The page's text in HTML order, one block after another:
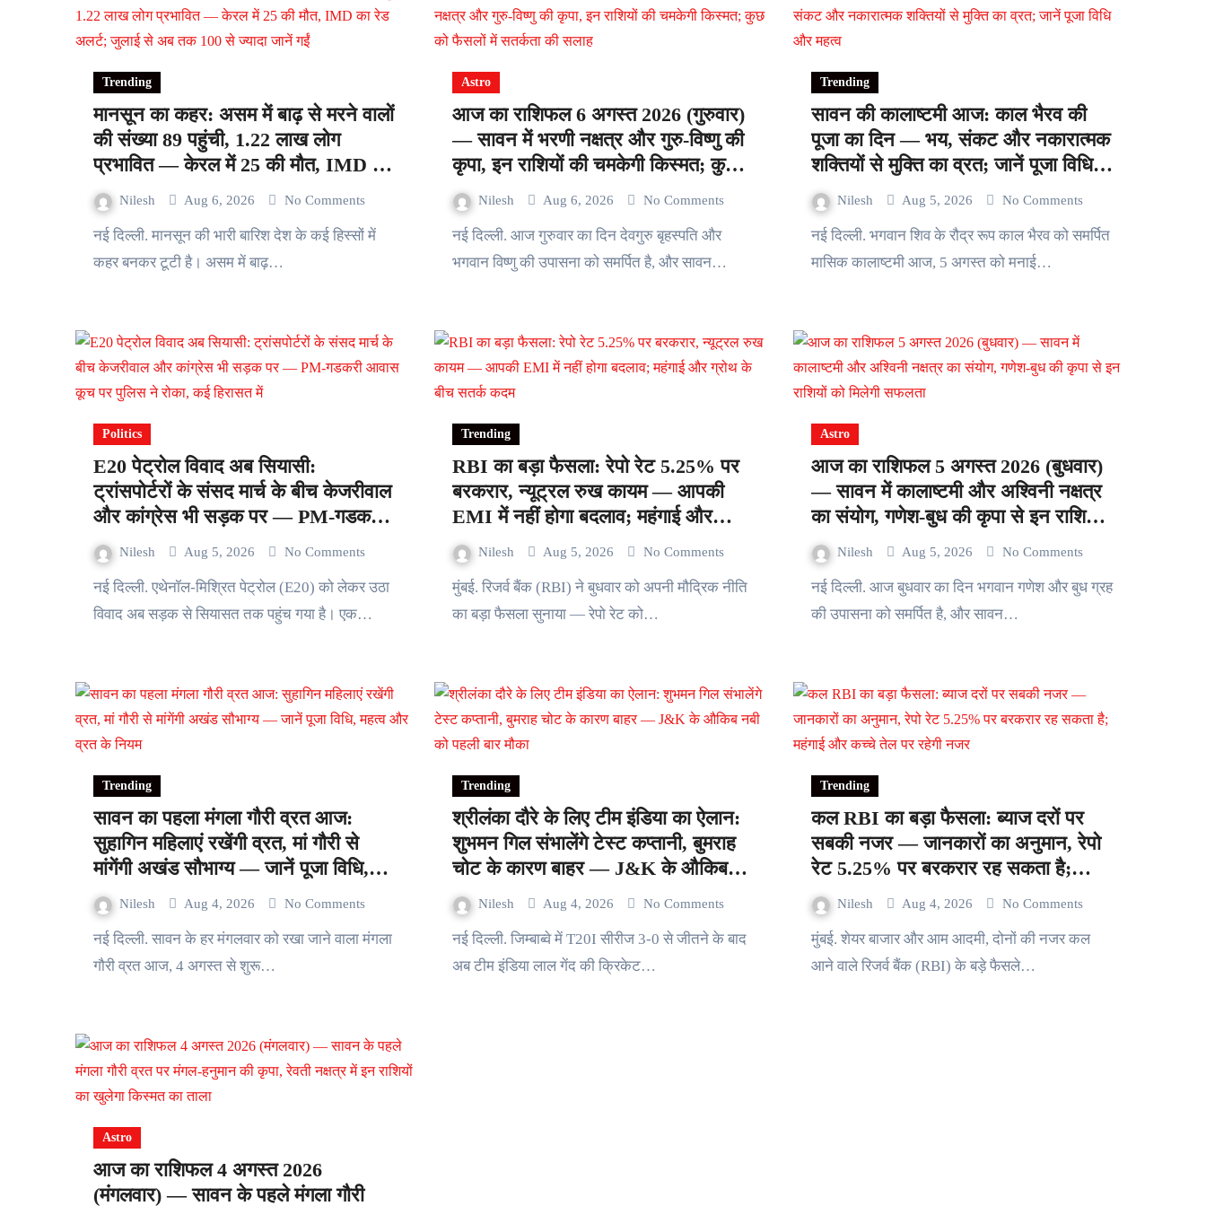
Trending
मानसून का कहर: असम में बाढ़ से मरने वालों
की संख्या 89 पहुंची, 1.22 लाख लोग
प्रभावित — केरल में 25 की मौत, IMD का
रेड अलर्ट; जुलाई से अब तक 100 से ज्यादा
जानें गईं
Nilesh Aug 6, 2026 No Comments
नई दिल्ली. मानसून की भारी बारिश देश के कई हिस्सों में
कहर बनकर टूटी है। असम में बाढ़…
Astro
आज का राशिफल 6 अगस्त 2026 (गुरुवार)
— सावन में भरणी नक्षत्र और गुरु-विष्णु की
कृपा, इन राशियों की चमकेगी किस्मत; कुछ
को फैसलों में सतर्कता की सलाह
Nilesh Aug 6, 2026 No Comments
नई दिल्ली. आज गुरुवार का दिन देवगुरु बृहस्पति और
भगवान विष्णु की उपासना को समर्पित है, और सावन…
Trending
सावन की कालाष्टमी आज: काल भैरव की
पूजा का दिन — भय, संकट और नकारात्मक
शक्तियों से मुक्ति का व्रत; जानें पूजा विधि
और महत्व
Nilesh Aug 5, 2026 No Comments
नई दिल्ली. भगवान शिव के रौद्र रूप काल भैरव को समर्पित
मासिक कालाष्टमी आज, 5 अगस्त को मनाई…
Politics
E20 पेट्रोल विवाद अब सियासी:
ट्रांसपोर्टरों के संसद मार्च के बीच केजरीवाल
और कांग्रेस भी सड़क पर — PM-गडकरी
आवास कूच पर पुलिस ने रोका, कई हिरासत
में
Nilesh Aug 5, 2026 No Comments
नई दिल्ली. एथेनॉल-मिश्रित पेट्रोल (E20) को लेकर उठा
विवाद अब सड़क से सियासत तक पहुंच गया है। एक…
Trending
RBI का बड़ा फैसला: रेपो रेट 5.25% पर
बरकरार, न्यूट्रल रुख कायम — आपकी
EMI में नहीं होगा बदलाव; महंगाई और
ग्रोथ के बीच सतर्क कदम
Nilesh Aug 5, 2026 No Comments
मुंबई. रिजर्व बैंक (RBI) ने बुधवार को अपनी मौद्रिक नीति
का बड़ा फैसला सुनाया — रेपो रेट को…
Astro
आज का राशिफल 5 अगस्त 2026 (बुधवार)
— सावन में कालाष्टमी और अश्विनी नक्षत्र
का संयोग, गणेश-बुध की कृपा से इन राशियों
को मिलेगी सफलता
Nilesh Aug 5, 2026 No Comments
नई दिल्ली. आज बुधवार का दिन भगवान गणेश और बुध ग्रह
की उपासना को समर्पित है, और सावन…
Trending
सावन का पहला मंगला गौरी व्रत आज:
सुहागिन महिलाएं रखेंगी व्रत, मां गौरी से
मांगेंगी अखंड सौभाग्य — जानें पूजा विधि,
महत्व और व्रत के नियम
Nilesh Aug 4, 2026 No Comments
नई दिल्ली. सावन के हर मंगलवार को रखा जाने वाला मंगला
गौरी व्रत आज, 4 अगस्त से शुरू…
Trending
श्रीलंका दौरे के लिए टीम इंडिया का ऐलान:
शुभमन गिल संभालेंगे टेस्ट कप्तानी, बुमराह
चोट के कारण बाहर — J&K के औकिब
नबी को पहली बार मौका
Nilesh Aug 4, 2026 No Comments
नई दिल्ली. जिम्बाब्वे में T20I सीरीज 3-0 से जीतने के बाद
अब टीम इंडिया लाल गेंद की क्रिकेट…
Trending
कल RBI का बड़ा फैसला: ब्याज दरों पर
सबकी नजर — जानकारों का अनुमान, रेपो
रेट 5.25% पर बरकरार रह सकता है;
महंगाई और कच्चे तेल पर रहेगी नजर
Nilesh Aug 4, 2026 No Comments
मुंबई. शेयर बाजार और आम आदमी, दोनों की नजर कल
आने वाले रिजर्व बैंक (RBI) के बड़े फैसले…
Astro
आज का राशिफल 4 अगस्त 2026
(मंगलवार) — सावन के पहले मंगला गौरी